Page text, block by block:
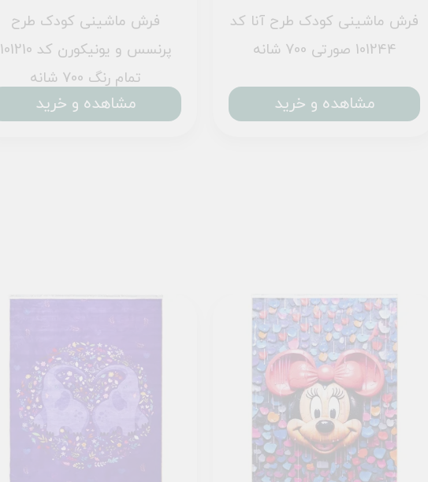
فرش ماشینی کودک طرح
پرنسس و یونیکورن کد 101210
تمام رنگ 700 شانه
مشاهده و خرید
فرش ماشینی کودک طرح آنا کد
101244 صورتی 700 شانه
مشاهده و خرید